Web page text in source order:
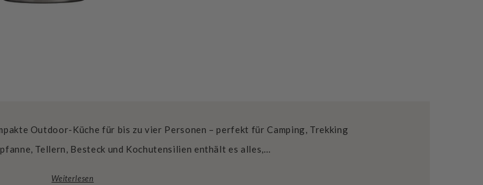
Outdoor-Küche für bis zu vier Personen – perfekt für Camping, Trekking
Tellern, Besteck und Kochutensilien enthält es alles,…
Weiterlesen